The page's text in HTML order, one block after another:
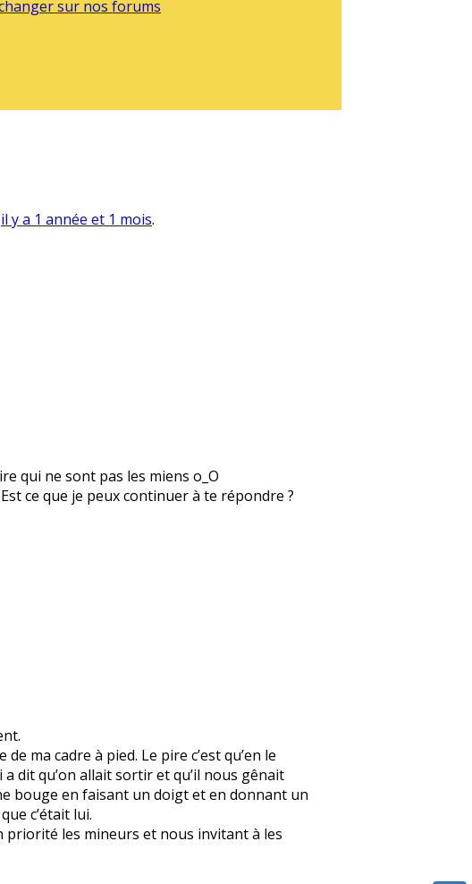
sur nos forums
il y a 1 année et 1 mois.
qui ne sont pas les miens o_O
ce que je peux continuer à te répondre ?
ma cadre à pied. Le pire c’est qu’en le
dit qu’on allait sortir et qu’il nous gênait
bouge en faisant un doigt et en donnant un
c’était lui.
priorité les mineurs et nous invitant à les